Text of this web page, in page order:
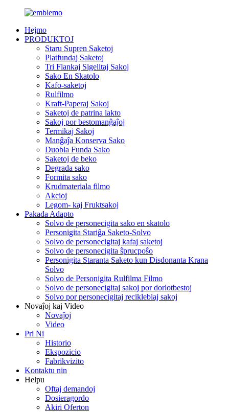
Hejmo
PRODUKTOJ
Staru Supren Saketoj
Platfundaj Saketoj
Tri Flankaj Sigelitaj Sakoj
Sako En Skatolo
Kafo-saketoj
Rulfilmo
Kraft-Paperaj Sakoj
Saketoj de patrina lakto
Sakoj por bestomanĝaĵoj
Termikaj Sakoj
Manĝaĵa Konserva Sako
Duobla Funda Sako
Saketoj de beko
Degrada sako
Formita sako
Krudmateriala filmo
Akcioj
Legom- kaj Fruktsakoj
Pakada Adapto
Solvo de personecigita sako en skatolo
Personigita Stariĝa Saketo-Solvo
Solvo de personecigitaj kafaj saketoj
Solvo de personecigita ŝprucpoŝo
Personigita Staranta Saketo kun Disdonanta Krana
Solvo
Solvo de Personigita Rulfilma Filmo
Solvo de personecigitaj sakoj por dorlotbestoj
Solvo por personecigitaj recikleblaj sakoj
Novaĵoj kaj Video
Novaĵoj
Video
Pri Ni
Historio
Ekspozicio
Fabrikvizito
Kontaktu nin
Helpu
Oftaj demandoj
Dosieragordo
Akiri Oferton